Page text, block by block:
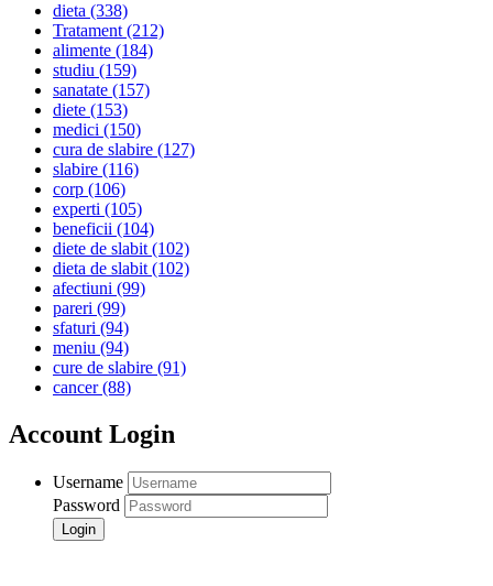
dieta (338)
Tratament(212)
alimente (184)
studiu (159)
sanatate (157)
diete (153)
medici (150)
cura de slabire (127)
slabire (116)
corp (106)
experti (105)
beneficii (104)
diete de slabit(102)
dieta de slabit(102)
afectiuni (99)
pareri (99)
sfaturi (94)
meniu (94)
cure de slabire (91)
cancer(88)
Account Login
Username
Password